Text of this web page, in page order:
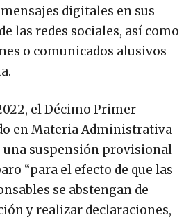
mensajes digitales en sus
las redes sociales, así como
o comunicados alusivos
el Décimo Primer
en Materia Administrativa
una suspensión provisional
“para el efecto de que las
se abstengan de
y realizar declaraciones,